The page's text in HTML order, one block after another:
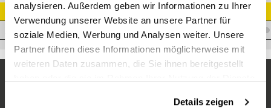
analysieren. Außerdem geben wir Informationen zu Ihrer
Verwendung unserer Website an unsere Partner für
soziale Medien, Werbung und Analysen weiter. Unsere
Partner führen diese Informationen möglicherweise mit
weiteren Daten zusammen, die Sie ihnen bereitgestellt
Details zeigen
Artikel Nr.
I.T13CN1/230